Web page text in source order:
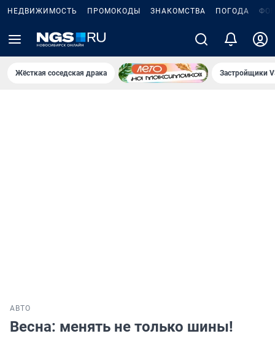
НЕДВИЖИМОСТЬ ПРОМОКОДЫ ЗНАКОМСТВА ПОГОДА
Жёсткая соседская драка Застройщики
АВТО
Весна: менять не только шины!